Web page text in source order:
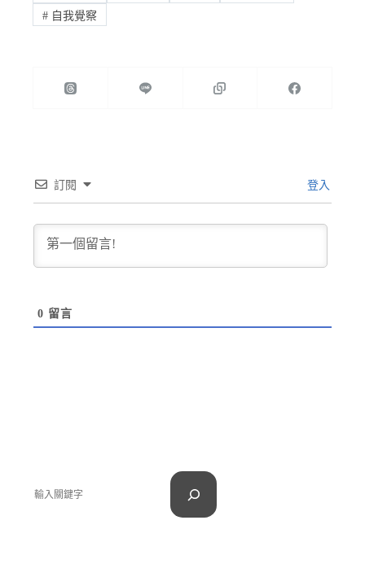
#自我覺察
訂閱 登入
0 留言